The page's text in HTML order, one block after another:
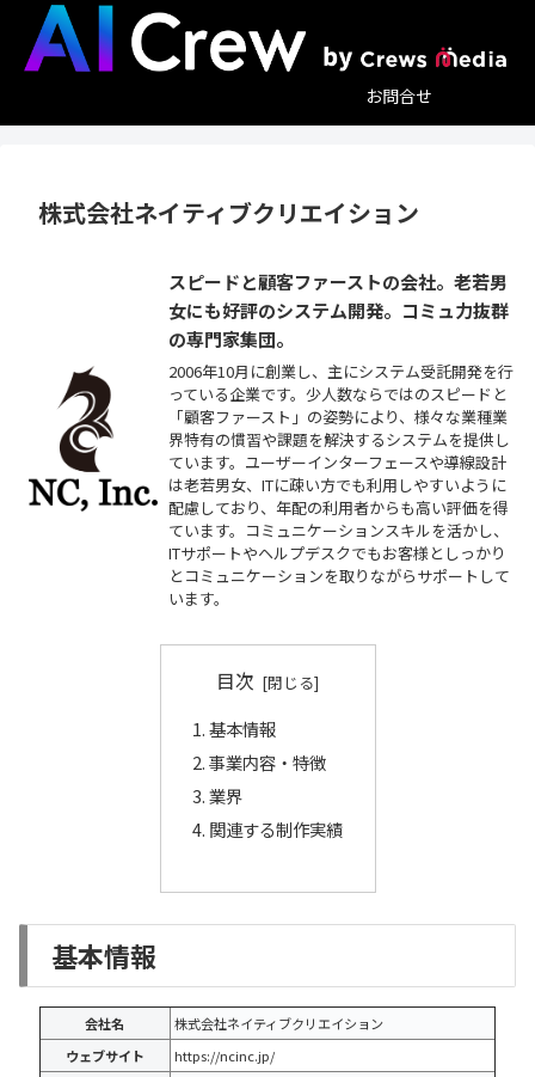
お問合せ
株式会社ネイティブクリエイション
スピードと顧客ファーストの会社。老若男
女にも好評のシステム開発。コミュ力抜群
の専門家集団。
2006年10月に創業し、主にシステム受託開発を行
っている企業です。少人数ならではのスピードと
「顧客ファースト」の姿勢により、様々な業種業
界特有の慣習や課題を解決するシステムを提供し
ています。ユーザーインターフェースや導線設計
は老若男女、ITに疎い方でも利用しやすいように
配慮しており、年配の利用者からも高い評価を得
ています。コミュニケーションスキルを活かし、
ITサポートやヘルプデスクでもお客様としっかり
とコミュニケーションを取りながらサポートして
います。
目次
基本情報
事業内容・特徴
業界
関連する制作実績
基本情報
会社名
株式会社ネイティブクリエイション
ウェブサイト
https://ncinc.jp/